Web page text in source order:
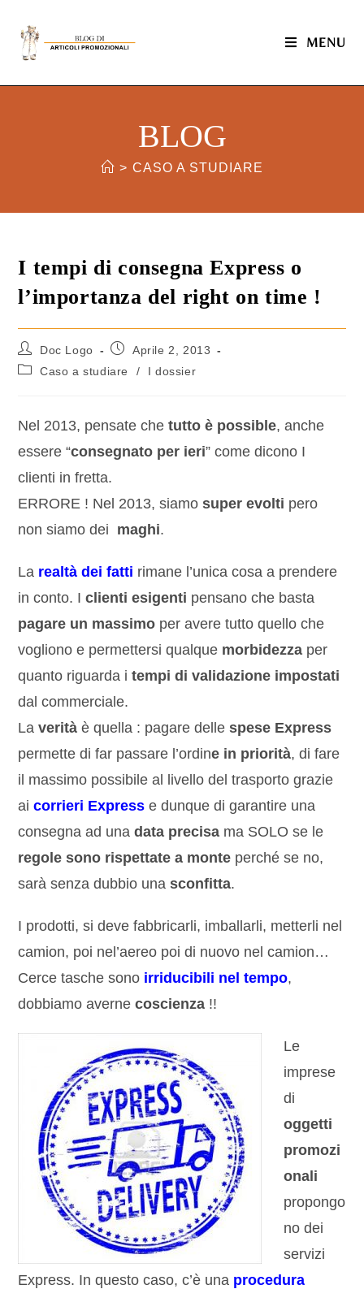
MENU
BLOG
> CASO A STUDIARE
I tempi di consegna Express o
l’importanza del right on time !
Doc Logo
Aprile 2, 2013
Caso a studiare
/ I dossier
Nel 2013, pensate chetutto è possible, anche
essere “consegnato per ieri” come dicono I
clienti in fretta.
ERRORE ! Nel 2013, siamosuper evolti pero
non siamo dei maghi.
La realtà dei fatti rimane l’unica cosa a prendere
in conto. Iclienti esigenti pensano che basta
pagare un massimo per avere tutto quello che
vogliono e permettersi qualque morbidezza per
quanto riguarda itempi di validazione impostati
dal commerciale.
Laverità è quella : pagare dellespese Express
permette di far passare l’ordine in priorità, di fare
il massimo possibile al livello del trasporto grazie
aicorrieri Express e dunque di garantire una
consegna ad unadata precisa ma SOLO se le
regole sono rispettate a monte perché se no,
sarà senza dubbio unasconfitta.
I prodotti, si deve fabbricarli, imballarli, metterli nel
camion, poi nel’aereo poi di nuovo nel camion…
Cerce tasche sono irriducibili nel tempo,
dobbiamo avernecoscienza !!
Le
imprese
di
oggetti
promozi
onali
propongo
no dei
servizi
Express. In questo caso, c’è una procedura